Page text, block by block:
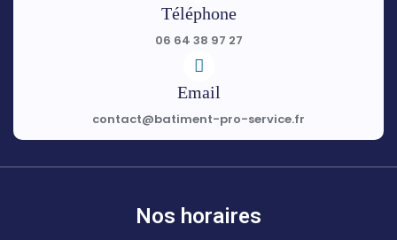
Téléphone
06 64 38 97 27
Email
contact@batiment-pro-service.fr
Nos horaires